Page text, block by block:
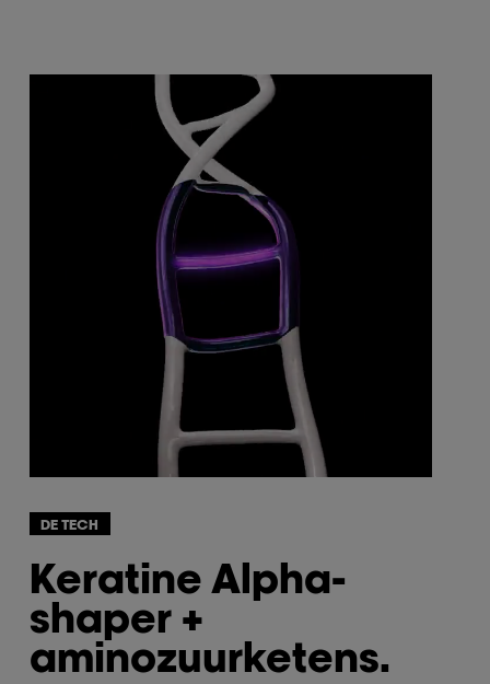
DE TECH
Keratine Alpha-
shaper +
aminozuurketens.